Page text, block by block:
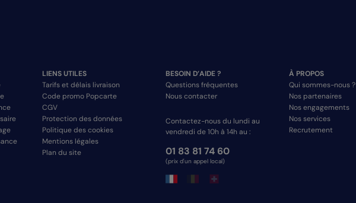
LIENS UTILES
Tarifs et délais livraison
Code promo Popcarte
CGV
Protection des données
Politique des cookies
Mentions légales
Plan du site
BESOIN D’AIDE ?
Questions fréquentes
Nous contacter
Contactez-nous du lundi au
vendredi de 10h à 14h au :
01 83 81 74 60
(prix d'un appel local)
À PROPOS
Qui sommes-nous ?
Nos partenaires
Nos engagements
Nos services
Recrutement